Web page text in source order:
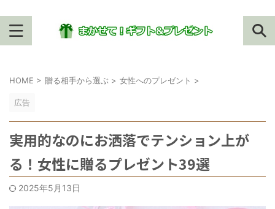
HOME > 贈る相手から選ぶ > 女性へのプレゼント >
広告
実用的なのにお洒落でテンション上が
る！女性に贈るプレゼント39選
2025年5月13日